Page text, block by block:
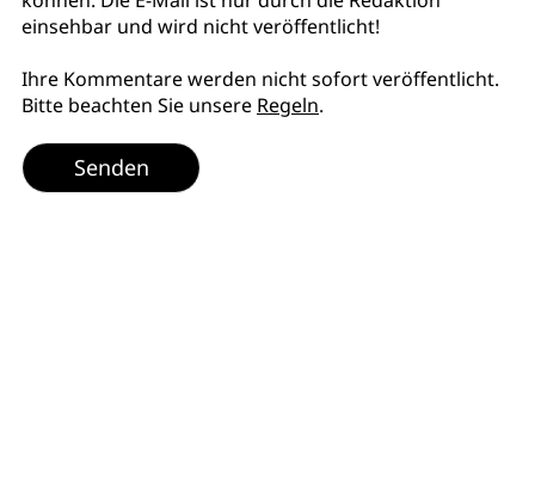
einsehbar und wird nicht veröffentlicht!
Ihre Kommentare werden nicht sofort veröffentlicht.
Bitte beachten Sie unsere Regeln.
Senden